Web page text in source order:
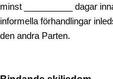
minst __________ dagar
informella förhandlingar
den andra Parten.